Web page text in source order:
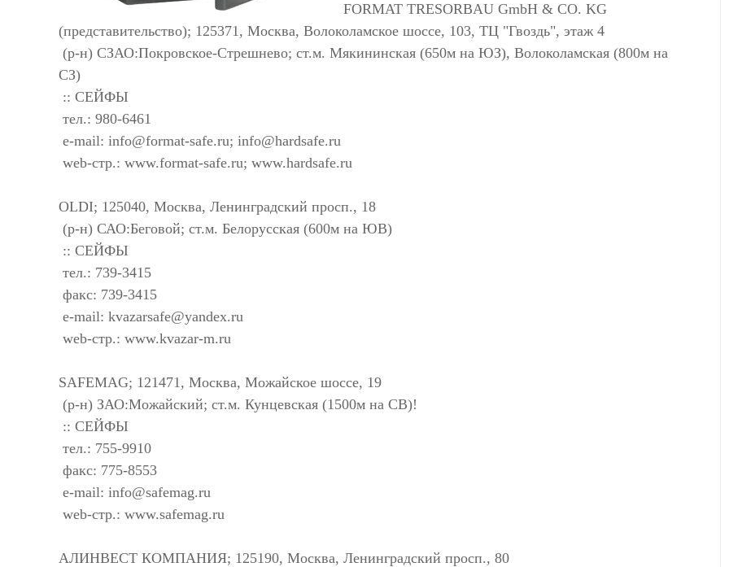
FORMAT TRESORBAU GmbH & CO. KG
(представительство); 125371, Москва, Волоколамское шоссе, 103, ТЦ "Гвоздь", этаж 4
(р-н) СЗАО:Покровское-Стрешнево; ст.м. Мякининская (650м на ЮЗ), Волоколамская (800м на
СЗ)
:: СЕЙФЫ
тел.: 980-6461
e-mail: info@format-safe.ru; info@hardsafe.ru
web-стр.: www.format-safe.ru; www.hardsafe.ru
OLDI; 125040, Москва, Ленинградский просп., 18
(р-н) САО:Беговой; ст.м. Белорусская (600м на ЮВ)
:: СЕЙФЫ
тел.: 739-3415
факс: 739-3415
e-mail: kvazarsafe@yandex.ru
web-стр.: www.kvazar-m.ru
SAFEMAG; 121471, Москва, Можайское шоссе, 19
(р-н) ЗАО:Можайский; ст.м. Кунцевская (1500м на СВ)!
:: СЕЙФЫ
тел.: 755-9910
факс: 775-8553
e-mail: info@safemag.ru
web-стр.: www.safemag.ru
АЛИНВЕСТ КОМПАНИЯ; 125190, Москва, Ленинградский просп., 80